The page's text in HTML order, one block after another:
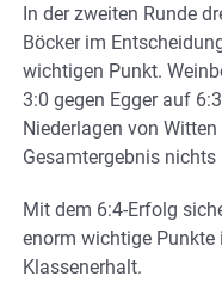
In der zweiten Runde
Böcker im
wichtigen Punkt.
3:0 gegen Egger auf
Niederlagen von
Gesamtergebnis nichts
Mit dem 6:4-Erfolg
enorm wichtige
Klassenerhalt.